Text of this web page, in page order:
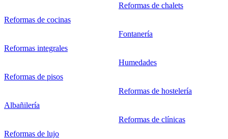
Reformas de cocinas
Reformas integrales
Reformas de pisos
Albañilería
Reformas de lujo
Reformas de chalets
Fontanería
Humedades
Reformas de hostelería
Reformas de clínicas